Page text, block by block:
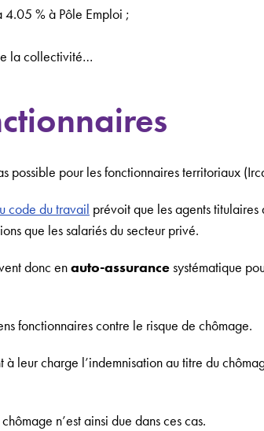
4.05 % à Pôle Emploi ;
la collectivité…
possible pour les fonctionnaires territoriaux
code du travail prévoit que les agents
que les salariés du secteur privé.
donc enauto-assurancesystématique
fonctionnaires contre le risque de chômage.
à leur charge l’indemnisation au titre du
n’est ainsi due dans ces cas.